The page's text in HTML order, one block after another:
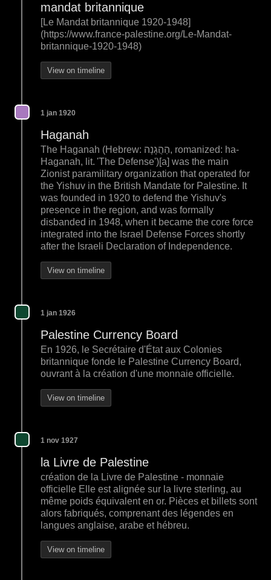
mandat britannique
[Le Mandat britannique 1920-1948]
(https://www.france-palestine.org/Le-Mandat-
britannique-1920-1948)
View on timeline
1 jan 1920
Haganah
The Haganah (Hebrew: הַהֲגָנָה, romanized: ha-
Haganah, lit. 'The Defense')[a] was the main
Zionist paramilitary organization that operated for
the Yishuv in the British Mandate for Palestine. It
was founded in 1920 to defend the Yishuv's
presence in the region, and was formally
disbanded in 1948, when it became the core force
integrated into the Israel Defense Forces shortly
after the Israeli Declaration of Independence.
View on timeline
1 jan 1926
Palestine Currency Board
En 1926, le Secrétaire d'État aux Colonies
britannique fonde le Palestine Currency Board,
ouvrant à la création d'une monnaie officielle.
View on timeline
1 nov 1927
la Livre de Palestine
création de la Livre de Palestine - monnaie
officielle Elle est alignée sur la livre sterling, au
même poids équivalent en or. Pièces et billets sont
alors fabriqués, comprenant des légendes en
langues anglaise, arabe et hébreu.
View on timeline